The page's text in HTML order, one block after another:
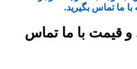
ما تماس بگیرید.
قیمت با ما تماس